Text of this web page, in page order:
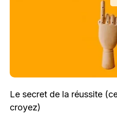
Le secret de la réussite
croyez)